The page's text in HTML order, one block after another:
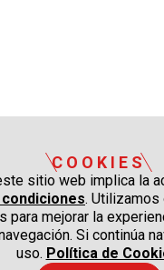
COOKIES
sitio web implica la
.
para mejorar la
Si continúa
uso. Política de